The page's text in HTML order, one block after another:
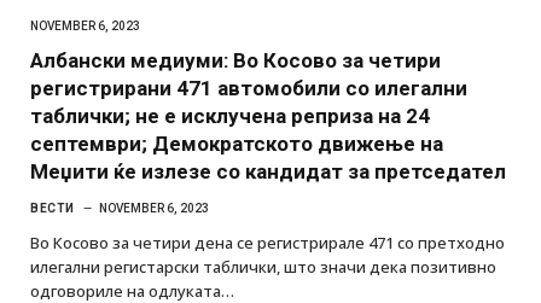
NOVEMBER 6, 2023
Албански медиуми: Во Косово за четири
регистрирани 471 автомобили со илегални
таблички; не е исклучена реприза на 24
септември; Демократското движење на
Меџити ќе излезе со кандидат за претседател
ВЕСТИ NOVEMBER 6, 2023
Во Косово за четири дена се регистрирале 471 со претходно
илегални регистарски таблички, што значи дека позитивно
одговориле на одлуката…